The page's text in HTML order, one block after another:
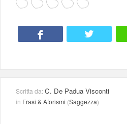
Scritta da:C. De Padua Visconti
in Frasi & Aforismi (Saggezza)